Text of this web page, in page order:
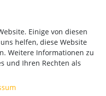
Einige von diesen
helfen, diese Website
Weitere Informationen zu
und Ihren Rechten als